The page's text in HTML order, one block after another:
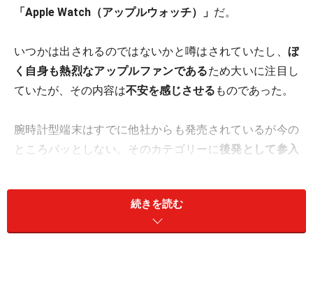
「Apple Watch（アップルウォッチ）」 だ。
いつかは出されるのではないかと噂はされていたし、 ぼ
く自身も熱烈なアップルファンであるため大いに注目し
ていたが、その内容は不安を感じさせる ものであった。
腕時計型端末はすでに他社からも発売されているが今の
ところパッとしない。そのカテゴリーに後発として参入
続きを読む